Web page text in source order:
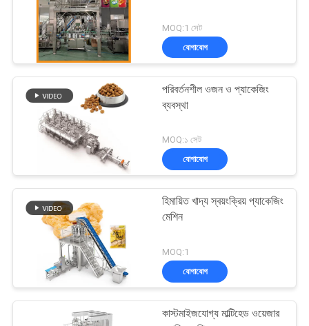
MOQ:1 সেট
যোগাযোগ
পরিবর্তনশীল ওজন ও প্যাকেজিং
ব্যবস্থা
MOQ:১ সেট
যোগাযোগ
হিমায়িত খাদ্য স্বয়ংক্রিয় প্যাকেজিং
মেশিন
MOQ:1
যোগাযোগ
কাস্টমাইজযোগ্য মাল্টিহেড ওয়েজার